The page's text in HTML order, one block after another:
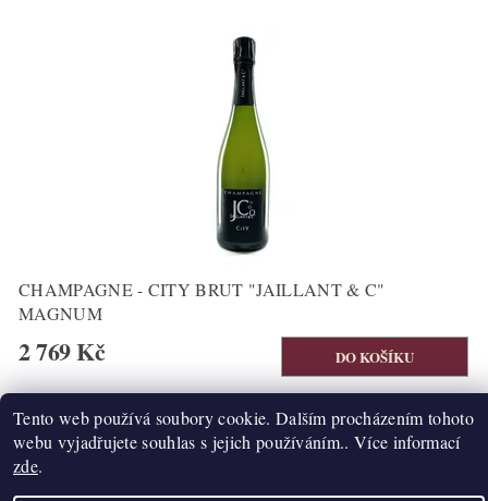
CHAMPAGNE - CITY BRUT "JAILLANT & C"
MAGNUM
2 769 Kč
1 2 3
Tento web používá soubory cookie. Dalším procházením tohoto
webu vyjadřujete souhlas s jejich používáním.. Více informací
zde.